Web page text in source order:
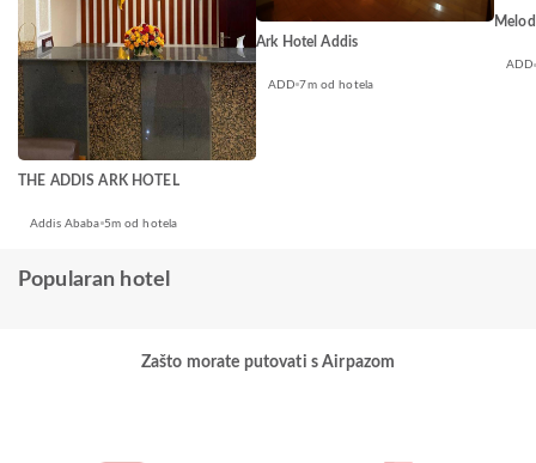
THE ADDIS ARK HOTEL
Addis Ababa 5m od hotela
Ark Hotel Addis
ADD 7m od hotela
ADD
Popularan hotel
Zašto morate putovati s Airpazom